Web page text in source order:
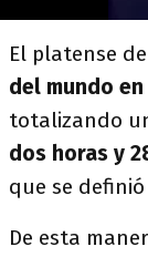
El platense
del mundo
totalizando
dos horas y
que se definió
De esta